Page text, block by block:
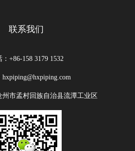
联系我们
：+86-158 3179 1532
hxpiping@hxpiping.com
市孟村回族自治县流潭工业区